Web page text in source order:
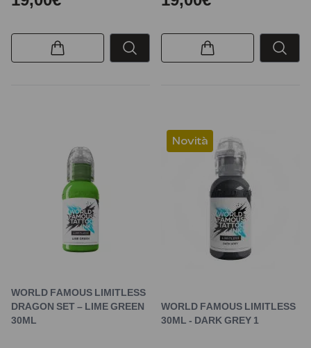
WORLD FAMOUS LIMITLESS
DRAGON SET – LIME GREEN
30ML
Novità
WORLD FAMOUS LIMITLESS
30ML - DARK GREY 1